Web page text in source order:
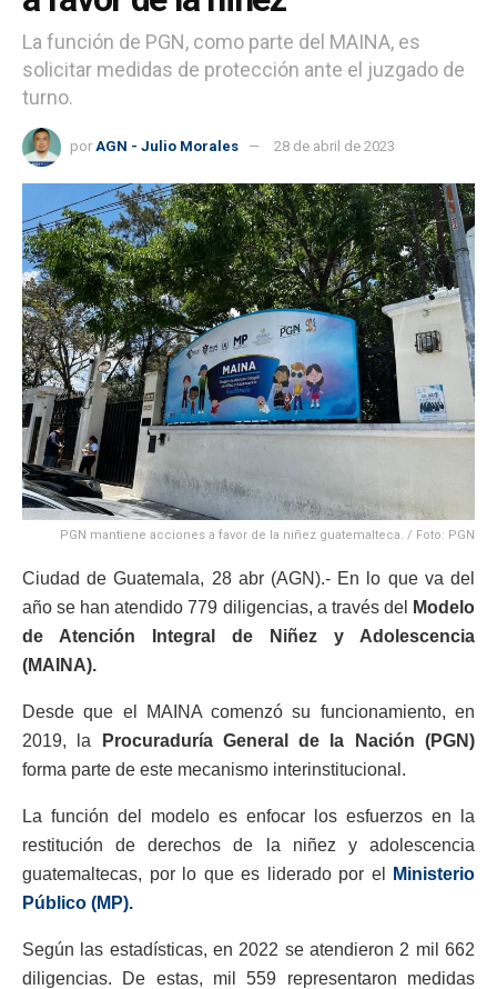
La función de PGN, como parte del MAINA, es
solicitar medidas de protección ante el juzgado de
turno.
por AGN - Julio Morales 28 de abril de 2023
PGN mantiene acciones a favor de la niñez guatemalteca. / Foto: PGN
Ciudad de Guatemala, 28 abr (AGN).- En lo que va del
año se han atendido 779 diligencias, a través del
Modelo
de Atención Integral de Niñez y Adolescencia
(MAINA).
Desde que el MAINA comenzó su funcionamiento, en
2019, la
Procuraduría General de la Nación (PGN)
forma parte de este mecanismo interinstitucional.
La función del modelo es enfocar los esfuerzos en la
restitución de derechos de la niñez y adolescencia
guatemaltecas, por lo que es liderado por el
Ministerio
Público (MP).
Según las estadísticas, en 2022 se atendieron 2 mil 662
diligencias. De estas, mil 559 representaron medidas